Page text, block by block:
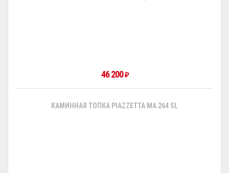
46 200 ₽
КАМИННАЯ ТОПКА PIAZZETTA MA 264 SL